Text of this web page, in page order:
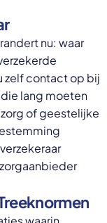
nu: waar
zelf contact op bij
lang moeten
of geestelijke